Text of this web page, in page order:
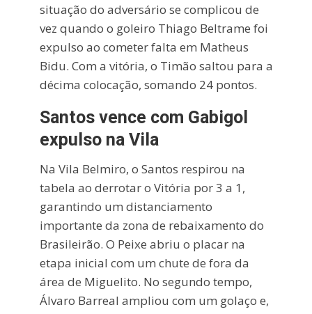
situação do adversário se complicou de
vez quando o goleiro Thiago Beltrame foi
expulso ao cometer falta em Matheus
Bidu. Com a vitória, o Timão saltou para a
décima colocação, somando 24 pontos.
Santos vence com Gabigol
expulso na Vila
Na Vila Belmiro, o Santos respirou na
tabela ao derrotar o Vitória por 3 a 1,
garantindo um distanciamento
importante da zona de rebaixamento do
Brasileirão. O Peixe abriu o placar na
etapa inicial com um chute de fora da
área de Miguelito. No segundo tempo,
Álvaro Barreal ampliou com um golaço e,